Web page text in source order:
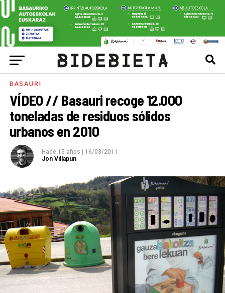
BASAURI
VÍDEO // Basauri recoge 12.000
toneladas de residuos sólidos
urbanos en 2010
Hace 15 años
16/03/2011
Jon Villapun